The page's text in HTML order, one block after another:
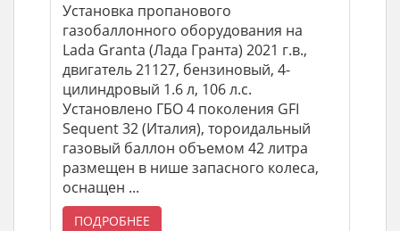
Установка пропанового
газобаллонного оборудования на
Lada Granta (Лада Гранта) 2021 г.в.,
двигатель 21127, бензиновый, 4-
цилиндровый 1.6 л, 106 л.с.
Установлено ГБО 4 поколения GFI
Sequent 32 (Италия), тороидальный
газовый баллон объемом 42 литра
размещен в нише запасного колеса,
оснащен ...
ПОДРОБНЕЕ